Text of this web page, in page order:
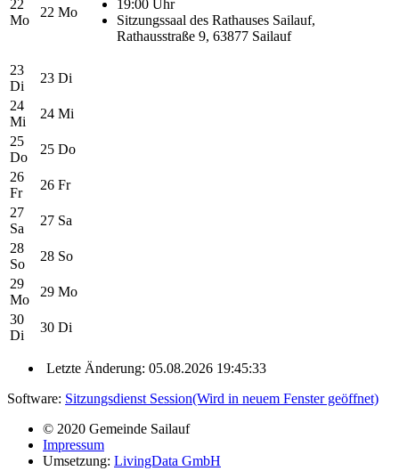
22
Mo
22 Mo
19:00 Uhr
Sitzungssaal des Rathauses Sailauf,
Rathausstraße 9, 63877 Sailauf
23
Di
23 Di
24
Mi
24 Mi
25
Do
25 Do
26
Fr
26 Fr
27
Sa
27 Sa
28
So
28 So
29
Mo
29 Mo
30
Di
30 Di
Letzte Änderung: 05.08.2026 19:45:33
Software: Sitzungsdienst Session(Wird in neuem Fenster geöffnet)
© 2020 Gemeinde Sailauf
Impressum
Umsetzung: LivingData GmbH